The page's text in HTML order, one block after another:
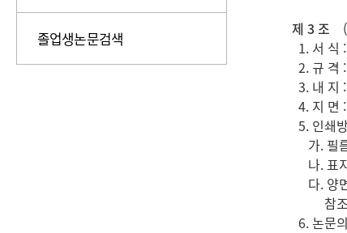
졸업생논문검색
제 3 조 (
1. 서 식
2. 규 격
3. 내 지
4. 지 면
5. 인쇄
가. 필
나. 표
다. 양
참조
6. 논문